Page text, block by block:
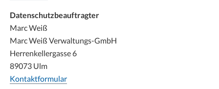
Datenschutzbeauftragter
Marc Weiß
Marc Weiß Verwaltungs-GmbH
Herrenkellergasse 6
89073 Ulm
Kontaktformular